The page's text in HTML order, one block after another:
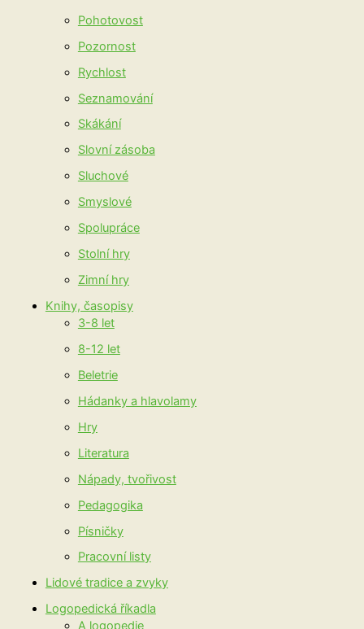
Pohotovost
Pozornost
Rychlost
Seznamování
Skákání
Slovní zásoba
Sluchové
Smyslové
Spolupráce
Stolní hry
Zimní hry
Knihy, časopisy
3-8 let
8-12 let
Beletrie
Hádanky a hlavolamy
Hry
Literatura
Nápady, tvořivost
Pedagogika
Písničky
Pracovní listy
Lidové tradice a zvyky
Logopedická říkadla
A logopedie